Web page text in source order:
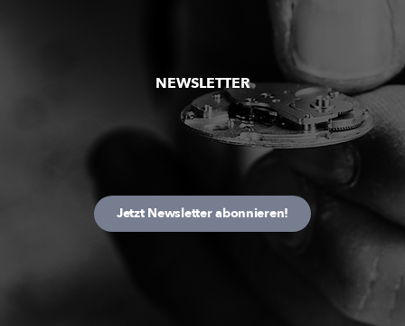
NEWSLETTER
Jetzt Newsletter abonnieren!